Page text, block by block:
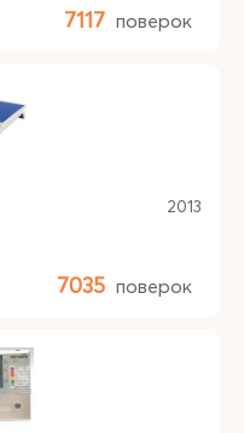
7117 поверок
2013
7035 поверок